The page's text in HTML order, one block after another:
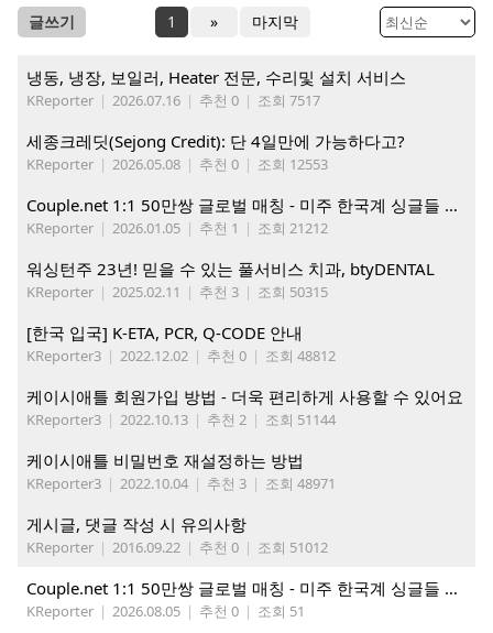
글쓰기 1 » 마지막
냉동, 냉장, 보일러, Heater 전문, 수리및 설치 서비스
KReporter | 2026.07.16 | 추천 0 | 조회 7517
세종크레딧(Sejong Credit): 단 4일만에 가능하다고?
KReporter | 2026.05.08 | 추천 0 | 조회 12553
Couple.net 1:1 50만쌍 글로벌 매칭 - 미주 한국계 싱글들 모이세요
KReporter | 2026.01.05 | 추천 1 | 조회 21212
워싱턴주 23년! 믿을 수 있는 풀서비스 치과, btyDENTAL
KReporter | 2025.02.11 | 추천 3 | 조회 50315
[한국 입국] K-ETA, PCR, Q-CODE 안내
KReporter3 | 2022.12.02 | 추천 0 | 조회 48812
케이시애틀 회원가입 방법 - 더욱 편리하게 사용할 수 있어요
KReporter3 | 2022.10.13 | 추천 2 | 조회 51144
케이시애틀 비밀번호 재설정하는 방법
KReporter3 | 2022.10.04 | 추천 3 | 조회 48971
게시글, 댓글 작성 시 유의사항
KReporter | 2016.09.22 | 추천 0 | 조회 51012
Couple.net 1:1 50만쌍 글로벌 매칭 - 미주 한국계 싱글들 모이세요
KReporter | 2026.08.05 | 추천 0 | 조회 51